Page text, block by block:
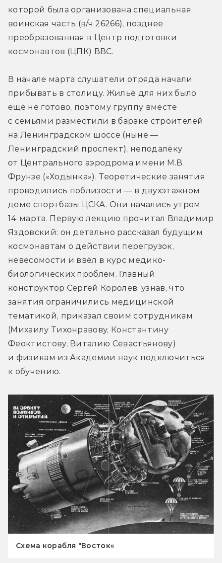
которой была организована специальная
воинская часть (в/ч 26266), позднее
преобразованная в Центр подготовки
космонавтов (ЦПК) ВВС.
В начале марта слушатели отряда начали
прибывать в столицу. Жильё для них было
ещё не готово, поэтому группу вместе
с семьями разместили в бараке строителей
на Ленинградском шоссе (ныне —
Ленинградский проспект), неподалёку
от Центрального аэродрома имени М.В.
Фрунзе («Ходынка»). Теоретические занятия
проводились поблизости — в двухэтажном
доме спортбазы ЦСКА. Они начались утром
14 марта. Первую лекцию прочитал Владимир
Яздовский: он детально рассказал будущим
космонавтам о действии перегрузок,
невесомости и ввёл в курс медико-
биологических проблем. Главный
конструктор Сергей Королёв, узнав, что
занятия ограничились медицинской
тематикой, приказал своим сотрудникам
(Михаилу Тихонравову, Константину
Феоктистову, Виталию Севастьянову)
и физикам из Академии наук подключиться
к обучению.
Схема корабля "Восток«